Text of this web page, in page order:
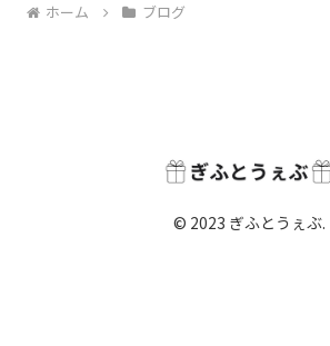
ホーム ブログ
© 2023 ぎふとうぇぶ.